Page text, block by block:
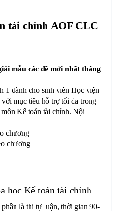
tài chính AOF CLC
mẫu các đề mới nhất tháng
1 dành cho sinh viên Học viện
mục tiêu hỗ trợ tối đa trong
Kế toán tài chính. Nội
chương
chương
học Kế toán tài chính
là thi tự luận, thời gian 90-